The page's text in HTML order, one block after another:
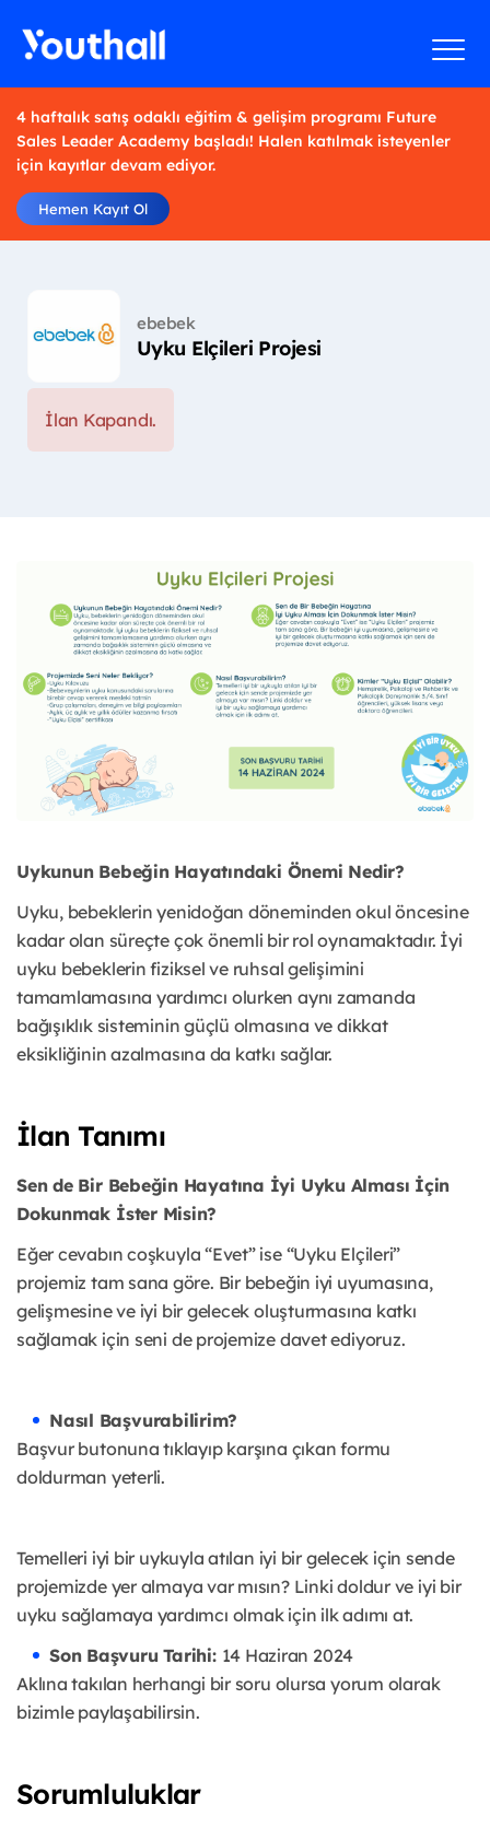
4 haftalık satış odaklı eğitim & gelişim programı Future
Sales Leader Academy başladı! Halen katılmak isteyenler
için kayıtlar devam ediyor.
Hemen Kayıt Ol
ebebek
Uyku Elçileri Projesi
İlan Kapandı.
Uykunun Bebeğin Hayatındaki Önemi Nedir?
Uyku, bebeklerin yenidoğan döneminden okul öncesine
kadar olan süreçte çok önemli bir rol oynamaktadır. İyi
uyku bebeklerin fiziksel ve ruhsal gelişimini
tamamlamasına yardımcı olurken aynı zamanda
bağışıklık sisteminin güçlü olmasına ve dikkat
eksikliğinin azalmasına da katkı sağlar.
İlan Tanımı
Sen de Bir Bebeğin Hayatına İyi Uyku Alması İçin
Dokunmak İster Misin?
Eğer cevabın coşkuyla “Evet” ise “Uyku Elçileri”
projemiz tam sana göre. Bir bebeğin iyi uyumasına,
gelişmesine ve iyi bir gelecek oluşturmasına katkı
sağlamak için seni de projemize davet ediyoruz.
Nasıl Başvurabilirim?
Başvur butonuna tıklayıp karşına çıkan formu
doldurman yeterli.
Temelleri iyi bir uykuyla atılan iyi bir gelecek için sende
projemizde yer almaya var mısın? Linki doldur ve iyi bir
uyku sağlamaya yardımcı olmak için ilk adımı at.
Son Başvuru Tarihi: 14 Haziran 2024
Aklına takılan herhangi bir soru olursa yorum olarak
bizimle paylaşabilirsin.
Sorumluluklar